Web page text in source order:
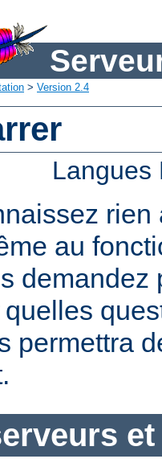
> Version 2.4
rien
au
demandez
permettra
et